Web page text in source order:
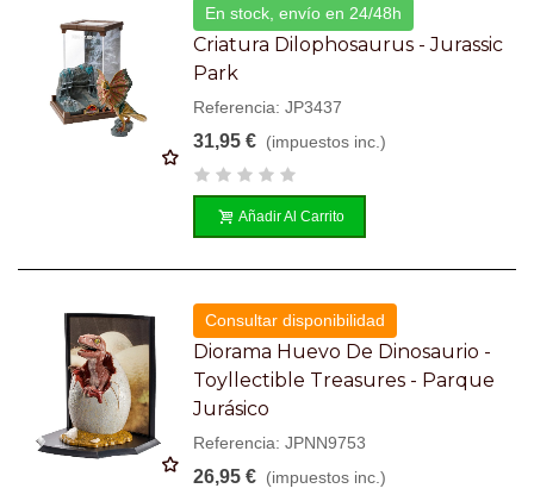
En stock, envío en 24/48h
Criatura Dilophosaurus - Jurassic
Park
Referencia: JP3437
31,95 € (impuestos inc.)
Añadir Al Carrito
Consultar disponibilidad
Diorama Huevo De Dinosaurio -
Toyllectible Treasures - Parque
Jurásico
Referencia: JPNN9753
26,95 € (impuestos inc.)